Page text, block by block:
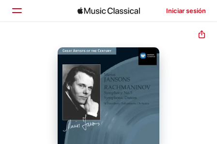
Iniciar sesión